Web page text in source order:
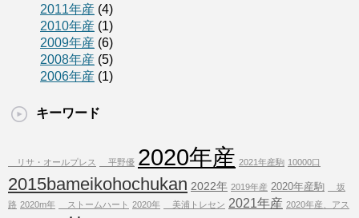
2011年産 (4)
2010年産 (1)
2009年産 (6)
2008年産 (5)
2006年産 (1)
キーワード
リサ・オールプレス 平野優 2020年産 2021年産駒 10000口
2015bameikohochukan 2022年 2019年産 2020年産駒
坂
路 2020m年 ストームハート 2020年 美浦トレセン 2021年産 2020年産、アス